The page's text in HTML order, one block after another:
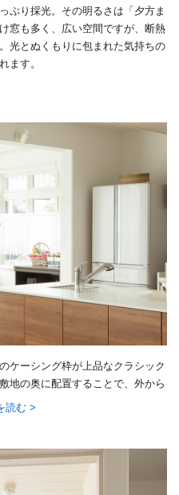
ぷり採光。その明るさは「夕方ま
窓も多く、広い空間ですが、断熱
光とぬくもりに包まれた気持ちの
ます。
ケーシング枠が上品なクラシック
地の奥に配置することで、外から
込みます。「パノラマ・コートか
読む